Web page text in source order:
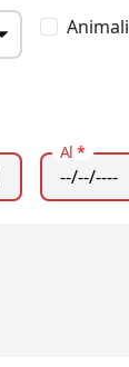
Animali
Al*